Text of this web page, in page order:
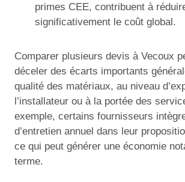
primes CEE, contribuent à
significativement le coût global.
Comparer plusieurs devis à Vecoux
déceler des écarts importants
qualité des matériaux, au niveau
l’installateur ou à la portée des
exemple, certains fournisseurs
d’entretien annuel dans leur
ce qui peut générer une économie
terme.